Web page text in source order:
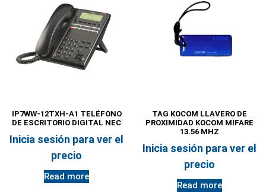
IP7WW-12TXH-A1 TELÉFONO
DE ESCRITORIO DIGITAL NEC
Inicia sesión para ver el
precio
Read more
TAG KOCOM LLAVERO DE
PROXIMIDAD KOCOM MIFARE
13.56 MHZ
Inicia sesión para ver el
precio
Read more